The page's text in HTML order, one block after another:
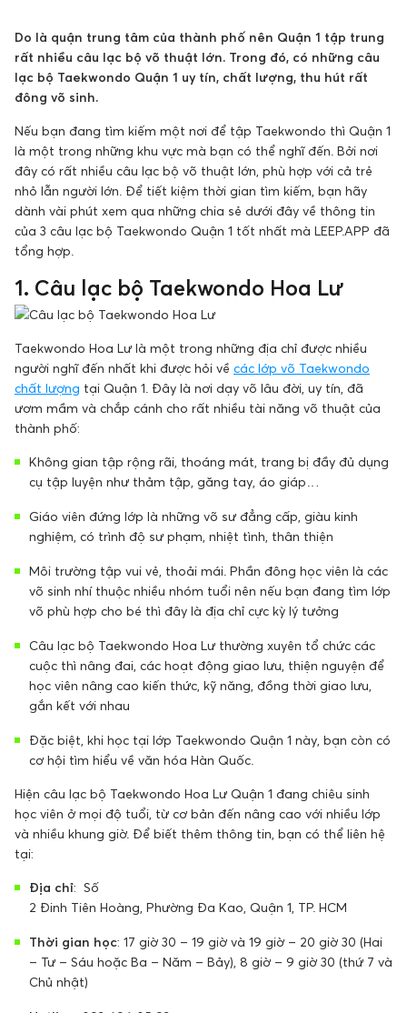
Do là quận trung tâm của thành phố nên Quận 1 tập trung
rất nhiều câu lạc bộ võ thuật lớn. Trong đó, có những câu
lạc bộ Taekwondo Quận 1 uy tín, chất lượng, thu hút rất
đông võ sinh.
Nếu bạn đang tìm kiếm một nơi để tập Taekwondo thì Quận 1
là một trong những khu vực mà bạn có thể nghĩ đến. Bởi nơi
đây có rất nhiều câu lạc bộ võ thuật lớn, phù hợp với cả trẻ
nhỏ lẫn người lớn. Để tiết kiệm thời gian tìm kiếm, bạn hãy
dành vài phút xem qua những chia sẻ dưới đây về thông tin
của 3 câu lạc bộ Taekwondo Quận 1 tốt nhất mà LEEP.APP đã
tổng hợp.
1. Câu lạc bộ Taekwondo Hoa Lư
Taekwondo Hoa Lư là một trong những địa chỉ được nhiều
người nghĩ đến nhất khi được hỏi về các lớp võ Taekwondo
chất lượng tại Quận 1. Đây là nơi dạy võ lâu đời, uy tín, đã
ươm mầm và chắp cánh cho rất nhiều tài năng võ thuật của
thành phố:
Không gian tập rộng rãi, thoáng mát, trang bị đầy đủ dụng
cụ tập luyện như thảm tập, găng tay, áo giáp…
Giáo viên đứng lớp là những võ sư đẳng cấp, giàu kinh
nghiệm, có trình độ sư phạm, nhiệt tình, thân thiện
Môi trường tập vui vẻ, thoải mái. Phần đông học viên là các
võ sinh nhí thuộc nhiều nhóm tuổi nên nếu bạn đang tìm lớp
võ phù hợp cho bé thì đây là địa chỉ cực kỳ lý tưởng
Câu lạc bộ Taekwondo Hoa Lư thường xuyên tổ chức các
cuộc thì nâng đai, các hoạt động giao lưu, thiện nguyện để
học viên nâng cao kiến thức, kỹ năng, đồng thời giao lưu,
gắn kết với nhau
Đặc biệt, khi học tại lớp Taekwondo Quận 1 này, bạn còn có
cơ hội tìm hiểu về văn hóa Hàn Quốc.
Hiện câu lạc bộ Taekwondo Hoa Lư Quận 1 đang chiêu sinh
học viên ở mọi độ tuổi, từ cơ bản đến nâng cao với nhiều lớp
và nhiều khung giờ. Để biết thêm thông tin, bạn có thể liên hệ
tại:
Địa chỉ: Số
2 Đinh Tiên Hoàng, Phường Đa Kao, Quận 1, TP. HCM
Thời gian học: 17 giờ 30 – 19 giờ và 19 giờ – 20 giờ 30 (Hai
– Tư – Sáu hoặc Ba – Năm – Bảy), 8 giờ – 9 giờ 30 (thứ 7 và
Chủ nhật)